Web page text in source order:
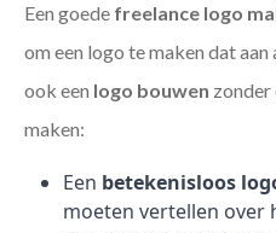
Een goede freelance logo
om een logo te maken dat
ook een logo bouwen zonder
maken:
Een betekenisloos
moeten vertellen over